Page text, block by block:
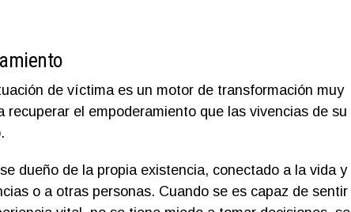
de víctima es un motor de transformación muy
recuperar el empoderamiento que las vivencias de su
dueño de la propia existencia, conectado a la vida y
o a otras personas. Cuando se es capaz de sentir